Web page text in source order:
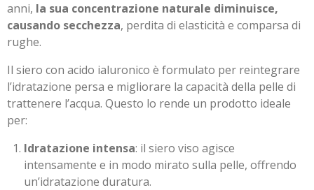
anni, la sua concentrazione naturale diminuisce,
causando secchezza, perdita di elasticità e comparsa di
rughe.
Il siero con acido ialuronico è formulato per reintegrare
l’idratazione persa e migliorare la capacità della pelle di
trattenere l’acqua. Questo lo rende un prodotto ideale
per:
Idratazione intensa: il siero viso agisce
intensamente e in modo mirato sulla pelle, offrendo
un’idratazione duratura.